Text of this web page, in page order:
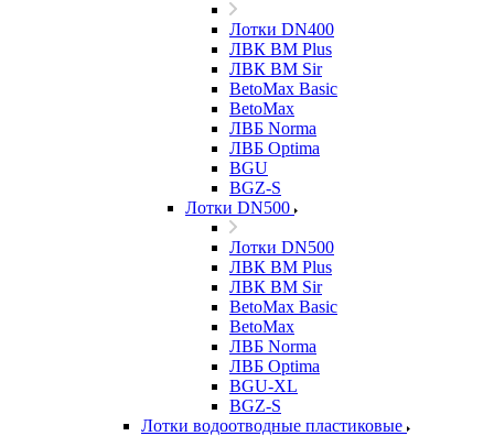
Лотки DN400
ЛВК ВМ Plus
ЛВК ВМ Sir
BetoMax Basic
BetoMax
ЛВБ Norma
ЛВБ Optima
BGU
BGZ-S
Лотки DN500
Лотки DN500
ЛВК ВМ Plus
ЛВК ВМ Sir
BetoMax Basic
BetoMax
ЛВБ Norma
ЛВБ Optima
BGU-XL
BGZ-S
Лотки водоотводные пластиковые